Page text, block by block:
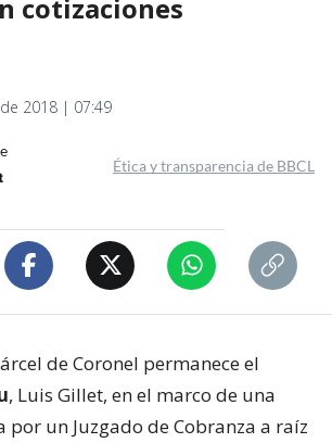
cotizaciones
2018 | 07:49
Ética y transparencia de BBCL
de Coronel permanece el
, Luis Gillet, en el marco de una
por un Juzgado de Cobranza a raíz